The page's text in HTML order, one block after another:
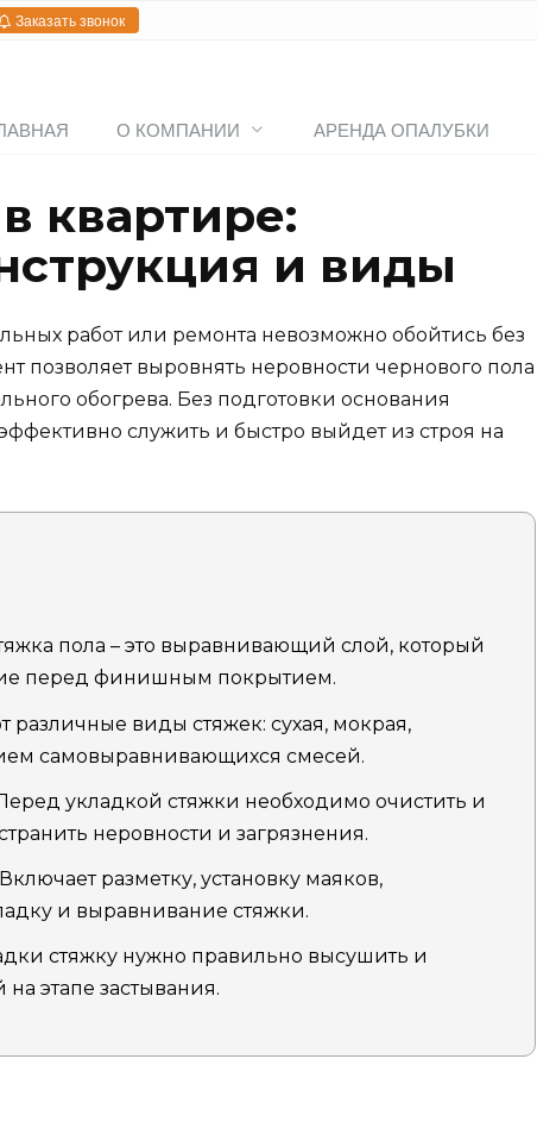
Заказать звонок
О КОМПАНИИ АРЕНДА ОПАЛУБКИ
квартире:
и виды
работ или ремонта невозможно обойтись без
позволяет выровнять неровности чернового пола
обогрева. Без подготовки основания
служить и быстро выйдет из строя на
пола – это выравнивающий слой, который
перед финишным покрытием.
различные виды стяжек: сухая, мокрая,
самовыравнивающихся смесей.
укладкой стяжки необходимо очистить и
неровности и загрязнения.
Включает разметку, установку маяков,
и выравнивание стяжки.
стяжку нужно правильно высушить и
этапе застывания.